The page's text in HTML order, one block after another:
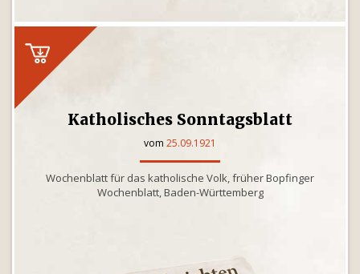
Katholisches Sonntagsblatt
vom 25.09.1921
Wochenblatt für das katholische Volk, früher Bopfinger
Wochenblatt, Baden-Württemberg